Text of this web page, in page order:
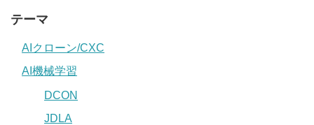
テーマ
AIクローン/CXC
AI機械学習
DCON
JDLA